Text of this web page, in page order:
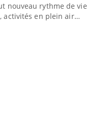
nouveau rythme de vie !
activités en plein air…